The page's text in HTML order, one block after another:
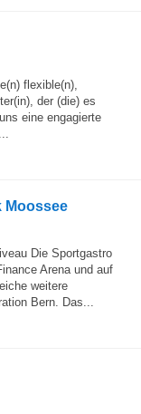
flexible(n),
der (die) es
eine engagierte
Moossee
Die Sportgastro
Arena und auf
weitere
Bern. Das...